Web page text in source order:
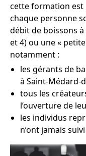
cette formation est
chaque personne
débit de boissons
et 4) ou une «
notamment :
les gérants de
à Saint-Médard-
tous les
l’ouverture de
les individus
n’ont jamais